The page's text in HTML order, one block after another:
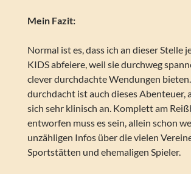
Mein Fazit:
Normal ist es, dass ich an dieser Stelle
KIDS abfeiere, weil sie durchweg
clever durchdachte Wendungen
durchdacht ist auch dieses Abenteuer,
sich sehr klinisch an. Komplett am
entworfen muss es sein, allein schon
unzähligen Infos über die vielen
Sportstätten und ehemaligen Spieler.